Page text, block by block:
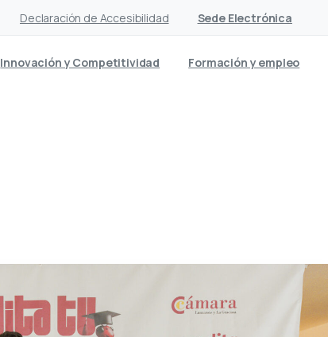
Declaración de Accesibilidad Sede Electrónica
Innovación y Competitividad Formación y empleo